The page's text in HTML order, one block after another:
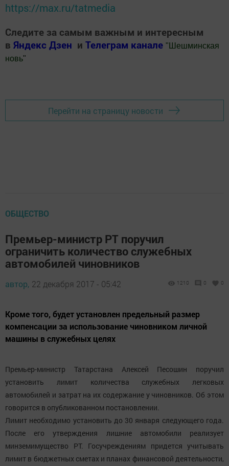
https://max.ru/tatmedia
Следите за самым важным и интересным
в Яндекс Дзен и Телеграм канале " Шешминская
новь"
Перейти на страницу новости
ОБЩЕСТВО
Премьер-министр РТ поручил
ограничить количество служебных
автомобилей чиновников‍
автор, 22 декабря 2017 - 05:42 1210 0 0
Кроме того, будет установлен предельный размер
компенсации за использование чиновником личной
машины в служебных целях
Премьер-министр Татарстана Алексей Песошин поручил
установить лимит количества служебных легковых
автомобилей и затрат на их содержание у чиновников. Об этом
говорится в опубликованном постановлении.
Лимит необходимо установить до 30 января следующего года.
После его утверждения лишние автомобили реализует
минземимущество РТ. Госучреждениям придется учитывать
лимит в бюджетных сметах и планах финансовой деятельности,